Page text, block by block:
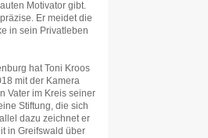
Motivator gibt.
Er meidet die
in sein Privatleben
hat Toni Kroos
mit der Kamera
Vater im Kreis seiner
Stiftung, die sich
dazu zeichnet er
in Greifswald über